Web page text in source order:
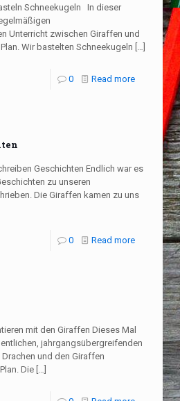
Schneekugeln In dieser
Unterricht zwischen Giraffen und
Wir bastelten Schneekugeln […]
0 Read more
Geschichten Endlich war es
zu unseren
Die Giraffen kamen zu uns
0 Read more
mit den Giraffen Dieses Mal
jahrgangsübergreifenden
und den Giraffen
Die[…]